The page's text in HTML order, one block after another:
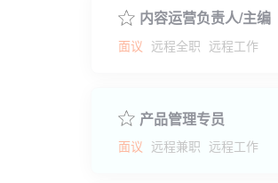
内容运营负责人/主编
面议 远程全职 远程工作
产品管理专员
面议 远程兼职 远程工作